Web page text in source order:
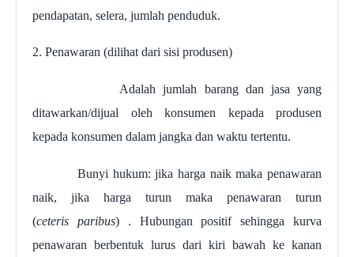
pendapatan, selera, jumlah penduduk.
2. Penawaran (dilihat dari sisi produsen)
Adalah jumlah barang dan jasa yang
ditawarkan/dijual oleh konsumen kepada produsen
kepada konsumen dalam jangka dan waktu tertentu.
Bunyi hukum: jika harga naik maka penawaran
naik, jika harga turun maka penawaran turun
(ceteris paribus) . Hubungan positif sehingga kurva
penawaran berbentuk lurus dari kiri bawah ke kanan